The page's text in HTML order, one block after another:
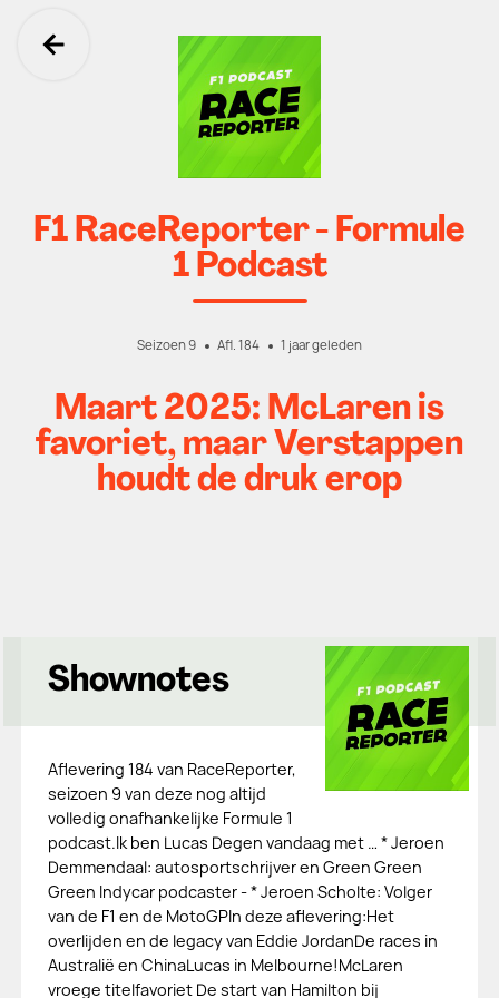
Ga terug
F1 RaceReporter - Formule
1 Podcast
Seizoen 9 Afl. 184 1 jaar geleden
Maart 2025: McLaren is
favoriet, maar Verstappen
houdt de druk erop
Shownotes
Aflevering 184 van RaceReporter,
seizoen 9 van deze nog altijd
volledig onafhankelijke Formule 1
podcast.Ik ben Lucas Degen vandaag met … * Jeroen
Demmendaal: autosportschrijver en Green Green
Green Indycar podcaster - * Jeroen Scholte: Volger
van de F1 en de MotoGPIn deze aflevering:Het
overlijden en de legacy van Eddie JordanDe races in
Australië en ChinaLucas in Melbourne!McLaren
vroege titelfavoriet De start van Hamilton bij